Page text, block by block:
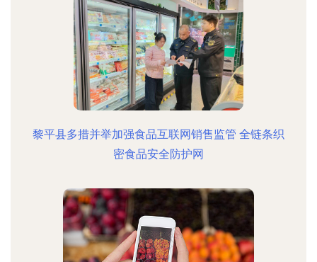
黎平县多措并举加强食品互联网销售监管 全链条织
密食品安全防护网